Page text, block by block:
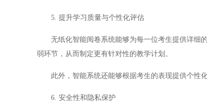
5. 提升学习质量与个性化评估
无纸化智能阅卷系统能够为每一位考生提供详细的
弱环节，从而制定更有针对性的教学计划。
此外，智能系统还能够根据考生的表现提供个性化
6. 安全性和隐私保护